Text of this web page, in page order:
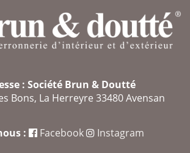
: Société Brun & Doutté
Bons, La Herreyre 33480 Avensan
: Facebook Instagram